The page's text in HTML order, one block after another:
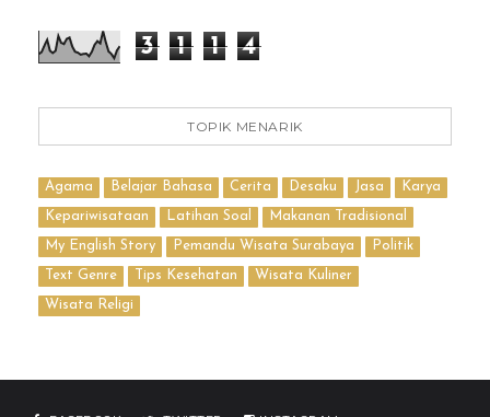
3 1 1 4
TOPIK MENARIK
Agama Belajar Bahasa Cerita Desaku Jasa Karya
Kepariwisataan Latihan Soal Makanan Tradisional
My English Story Pemandu Wisata Surabaya Politik
Text Genre Tips Kesehatan Wisata Kuliner
Wisata Religi